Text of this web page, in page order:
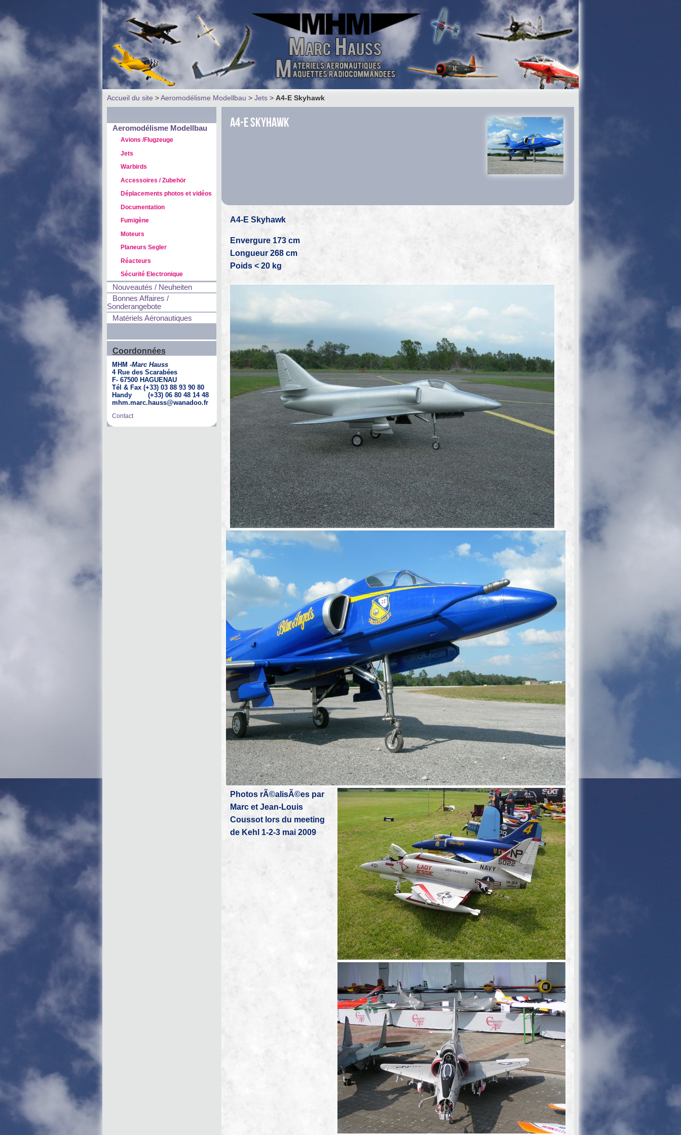
Accueil du site >Aeromodélisme Modellbau > Jets > A4-E Skyhawk
Aeromodélisme Modellbau
Avions /Flugzeuge
Jets
Warbirds
Accessoires / Zubehör
Déplacements photos et vidéos
Documentation
Fumigène
Moteurs
Planeurs Segler
Réacteurs
Sécurité Electronique
Nouveautés / Neuheiten
Bonnes Affaires /
Sonderangebote
Matériels Aéronautiques
Coordonnées
MHM -Marc Hauss
4 Rue des Scarabées
F- 67500 HAGUENAU
Tél & Fax (+33) 03 88 93 90 80
Handy (+33) 06 80 48 14 48
mhm.marc.hauss@wanadoo.fr
Contact
A4-E Skyhawk
A4-E Skyhawk
Envergure 173 cm
Longueur 268 cm
Poids < 20 kg
Photos rÃ©alisÃ©es par
Marc et Jean-Louis
Coussot lors du meeting
de Kehl 1-2-3 mai 2009